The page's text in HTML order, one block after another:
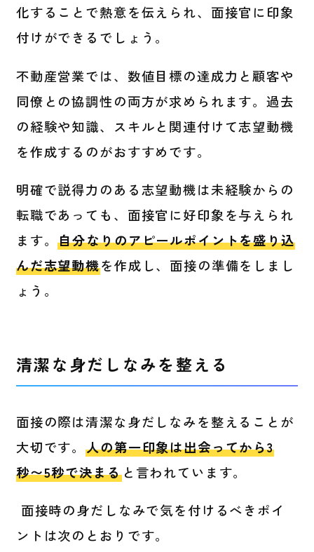
化することで熱意を伝えられ、面接官に印象
付けができるでしょう。
不動産営業では、数値目標の達成力と顧客や
同僚との協調性の両方が求められます。過去
の経験や知識、スキルと関連付けて志望動機
を作成するのがおすすめです。
明確で説得力のある志望動機は未経験からの
転職であっても、面接官に好印象を与えられ
ます。自分なりのアピールポイントを盛り込
んだ志望動機を作成し、面接の準備をしまし
ょう。
清潔な身だしなみを整える
面接の際は清潔な身だしなみを整えることが
大切です。人の第一印象は出会ってから3
秒〜5秒で決まると言われています。
面接時の身だしなみで気を付けるべきポイ
ントは次のとおりです。